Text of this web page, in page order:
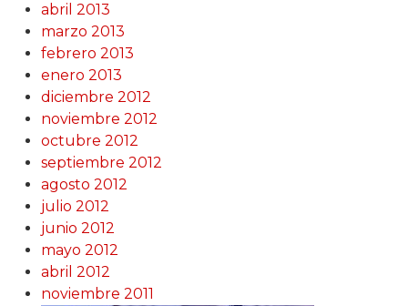
abril 2013
marzo 2013
febrero 2013
enero 2013
diciembre 2012
noviembre 2012
octubre 2012
septiembre 2012
agosto 2012
julio 2012
junio 2012
mayo 2012
abril 2012
noviembre 2011